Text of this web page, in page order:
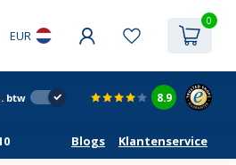
EUR
0
btw 8.9
Blogs Klantenservice